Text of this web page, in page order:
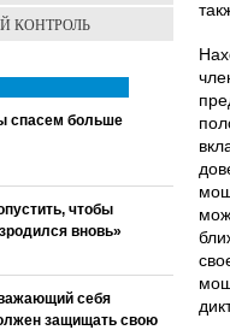
КОНТРОЛЬ
спасем больше
чтобы
вновь»
себя
защищать свою